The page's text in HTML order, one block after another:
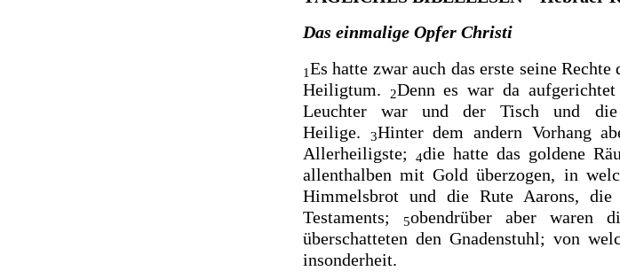
Das einmalige Opfer Christi
1Es hatte zwar auch das erste seine
Heiligtum.
2Denn es war da
Leuchter war und der Tisch und
Heilige.
3Hinter dem andern Vorhang
Allerheiligste;
4die hatte das goldene
allenthalben mit Gold überzogen, in
Himmelsbrot unddie Rute Aarons,
Testaments;
5obendrüber aber waren
überschatteten den Gnadenstuhl; von
insonderheit.